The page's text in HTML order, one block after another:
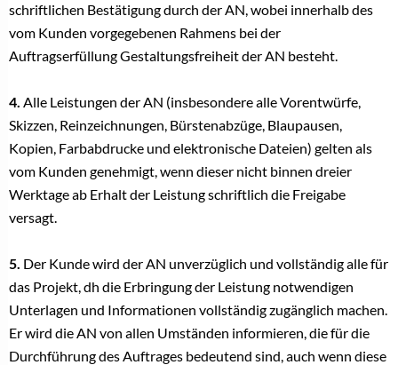
schriftlichen Bestätigung durch der AN, wobei innerhalb des
vom Kunden vorgegebenen Rahmens bei der
Auftragserfüllung Gestaltungsfreiheit der AN besteht.
4. Alle Leistungen der AN (insbesondere alle Vorentwürfe,
Skizzen, Reinzeichnungen, Bürstenabzüge, Blaupausen,
Kopien, Farbabdrucke und elektronische Dateien) gelten als
vom Kunden genehmigt, wenn dieser nicht binnen dreier
Werktage ab Erhalt der Leistung schriftlich die Freigabe
versagt.
5. Der Kunde wird der AN unverzüglich und vollständig alle für
das Projekt, dh die Erbringung der Leistung notwendigen
Unterlagen und Informationen vollständig zugänglich machen.
Er wird die AN von allen Umständen informieren, die für die
Durchführung des Auftrages bedeutend sind, auch wenn diese